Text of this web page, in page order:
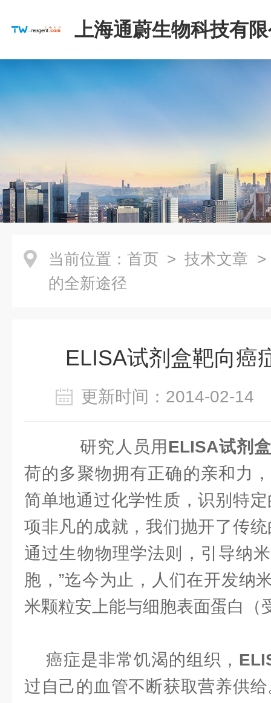
上海通蔚生物科技有
当前位置： 首页 > 技术文章 >
的全新途径
ELISA试剂盒靶向癌
更新时间：2014-02-
研究人员用 ELISA试剂
荷的多聚物拥有正确的亲和力
简单地通过化学性质，识别特
项非凡的成就，我们抛开了传
通过生物物理学法则，引导纳
胞，”迄今为止，人们在开发纳
米颗粒安上能与细胞表面蛋白（
癌症是非常饥渴的组织，
过自己的血管不断获取营养供